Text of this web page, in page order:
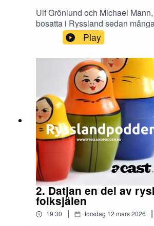
Ulf Grönlund och Michael
bosatta i Ryssland sedan
hur den ryska marknaden
företag lämnat landet men hur
fyllt deras plats.
Play
2. Datjan en del av
folksjälen
19:30 | torsdag 12 mars 2026 |